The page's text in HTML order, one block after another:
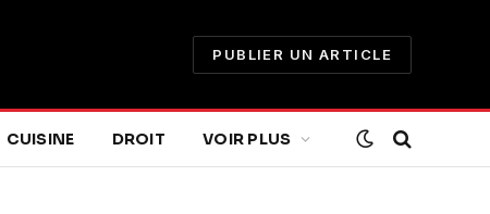
PUBLIER UN ARTICLE
CUISINE DROIT VOIR PLUS